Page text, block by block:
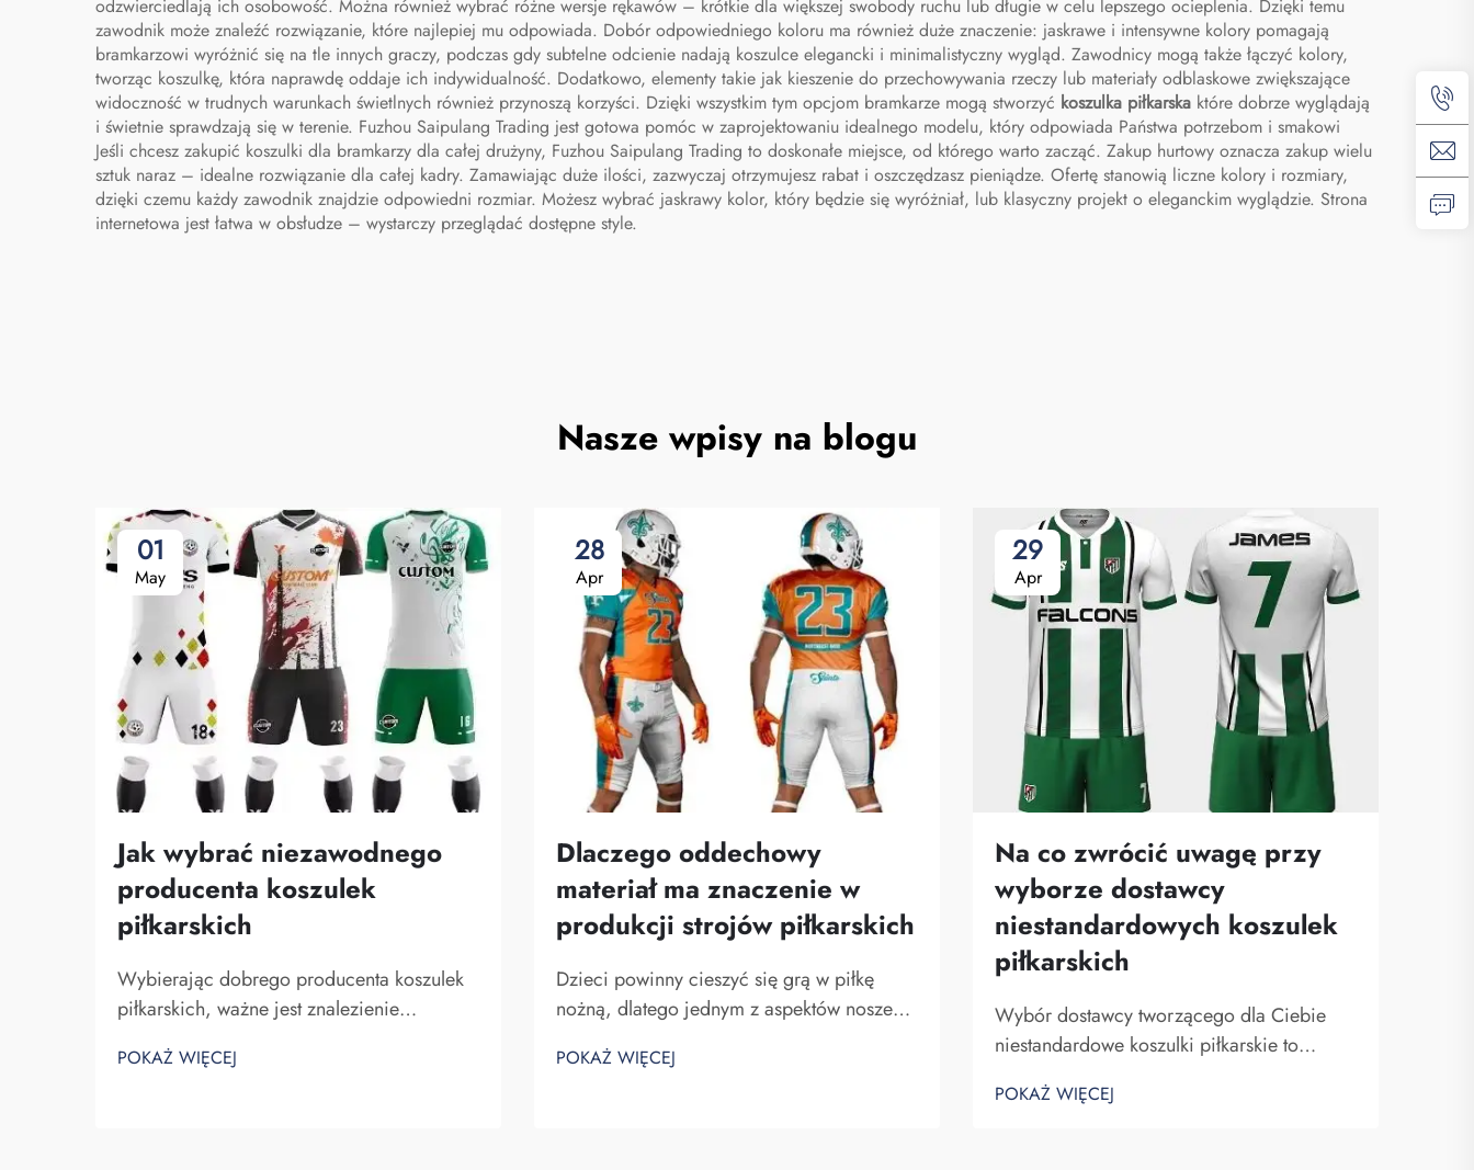
odzwierciedlają ich osobowość. Można również wybrać różne wersje rękawów – krótkie dla większej swobody ruchu lub długie w celu lepszego ocieplenia. Dzięki temu
zawodnik może znaleźć rozwiązanie, które najlepiej mu odpowiada. Dobór odpowiedniego koloru ma również duże znaczenie: jaskrawe i intensywne kolory pomagają
bramkarzowi wyróżnić się na tle innych graczy, podczas gdy subtelne odcienie nadają koszulce elegancki i minimalistyczny wygląd. Zawodnicy mogą także łączyć kolory,
tworząc koszulkę, która naprawdę oddaje ich indywidualność. Dodatkowo, elementy takie jak kieszenie do przechowywania rzeczy lub materiały odblaskowe zwiększające
widoczność w trudnych warunkach świetlnych również przynoszą korzyści. Dzięki wszystkim tym opcjom bramkarze mogą stworzyć koszulka piłkarska które dobrze wyglądają
i świetnie sprawdzają się w terenie. Fuzhou Saipulang Trading jest gotowa pomóc w zaprojektowaniu idealnego modelu, który odpowiada Państwa potrzebom i smakowi
Jeśli chcesz zakupić koszulki dla bramkarzy dla całej drużyny, Fuzhou Saipulang Trading to doskonałe miejsce, od którego warto zacząć. Zakup hurtowy oznacza zakup wielu
sztuk naraz – idealne rozwiązanie dla całej kadry. Zamawiając duże ilości, zazwyczaj otrzymujesz rabat i oszczędzasz pieniądze. Ofertę stanowią liczne kolory i rozmiary,
dzięki czemu każdy zawodnik znajdzie odpowiedni rozmiar. Możesz wybrać jaskrawy kolor, który będzie się wyróżniał, lub klasyczny projekt o eleganckim wyglądzie. Strona
internetowa jest łatwa w obsłudze – wystarczy przeglądać dostępne style.
Nasze wpisy na blogu
01
May
Jak wybrać niezawodnego
producenta koszulek
piłkarskich
Wybierając dobrego producenta koszulek
piłkarskich, ważne jest znalezienie
która jest wiarygodna i wytwarza koszulki
POKAŻ WIĘCEJ
28
Apr
Dlaczego oddechowy
materiał ma znaczenie w
produkcji strojów piłkarskich
Dzieci powinny cieszyć się grą w piłkę
nożną, dlatego jednym z aspektów noszenia
skórze. Uważam, że ważnym czynnikiem
POKAŻ WIĘCEJ
29
Apr
Na co zwrócić uwagę przy
wyborze dostawcy
niestandardowych koszulek
piłkarskich
Wybór dostawcy tworzącego dla Ciebie
niestandardowe koszulki piłkarskie to
zapewni, że Twoje koszulki będą dobrze
POKAŻ WIĘCEJ